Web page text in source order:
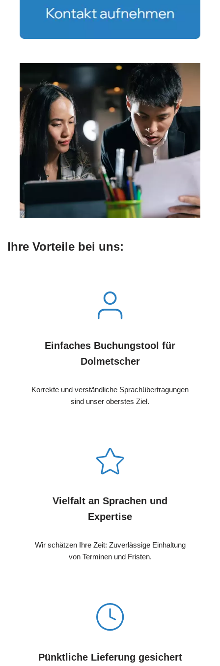
Ihre Vorteile bei uns:
Einfaches Buchungstool für
Dolmetscher
Korrekte und verständliche Sprachübertragungen
sind unser oberstes Ziel.
Vielfalt an Sprachen und
Expertise
Wir schätzen Ihre Zeit: Zuverlässige Einhaltung
von Terminen und Fristen.
Pünktliche Lieferung gesichert